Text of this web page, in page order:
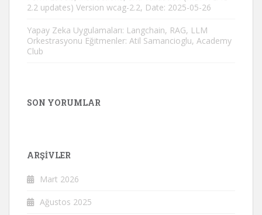
2.2 updates) Version wcag-2.2, Date: 2025-05-26
Yapay Zeka Uygulamaları: Langchain, RAG, LLM
Orkestrasyonu Eğitmenler: Atil Samancioglu, Academy
Club
SON YORUMLAR
ARŞIVLER
Mart 2026
Ağustos 2025